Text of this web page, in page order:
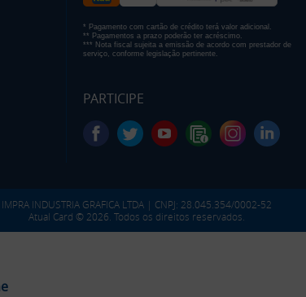
* Pagamento com cartão de crédito terá valor adicional.
** Pagamentos a prazo poderão ter acréscimo.
*** Nota fiscal sujeita a emissão de acordo com prestador de
serviço, conforme legislação pertinente.
PARTICIPE
IMPRA INDUSTRIA GRAFICA LTDA | CNPJ: 28.045.354/0002-52
Atual Card © 2026. Todos os direitos reservados.